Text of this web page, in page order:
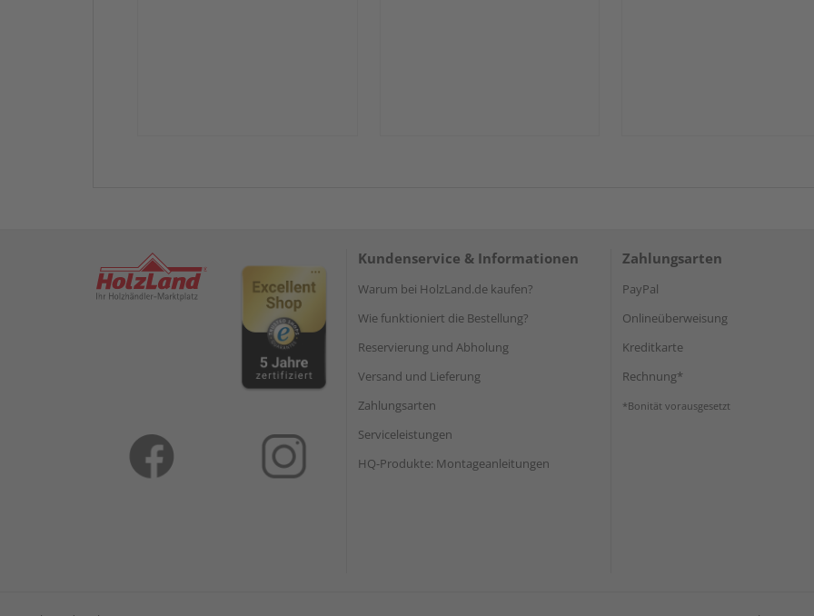
Kundenservice & Informationen
Warum bei HolzLand.de kaufen?
Wie funktioniert die Bestellung?
Reservierung und Abholung
Versand und Lieferung
Zahlungsarten
Serviceleistungen
HQ-Produkte: Montageanleitungen
Zahlungsarten
PayPal
Onlineüberweisung
Kreditkarte
Rechnung*
*Bonität vorausgesetzt